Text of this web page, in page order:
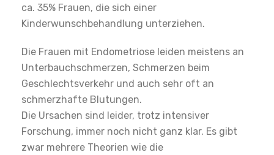
ca. 35% Frauen, die sich einer
Kinderwunschbehandlung unterziehen.
Die Frauen mit Endometriose leiden meistens an
Unterbauchschmerzen, Schmerzen beim
Geschlechtsverkehr und auch sehr oft an
schmerzhafte Blutungen.
Die Ursachen sind leider, trotz intensiver
Forschung, immer noch nicht ganz klar. Es gibt
zwar mehrere Theorien wie die